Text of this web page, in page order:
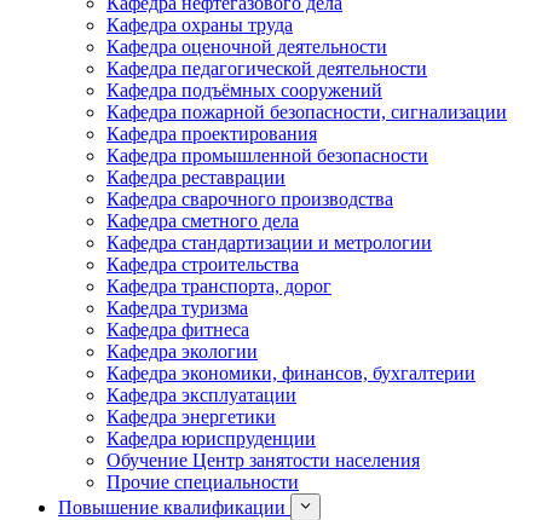
Кафедра охраны труда
Кафедра оценочной деятельности
Кафедра педагогической деятельности
Кафедра подъёмных сооружений
Кафедра пожарной безопасности, сигнализации
Кафедра проектирования
Кафедра промышленной безопасности
Кафедра реставрации
Кафедра сварочного производства
Кафедра сметного дела
Кафедра стандартизации и метрологии
Кафедра строительства
Кафедра транспорта, дорог
Кафедра туризма
Кафедра фитнеса
Кафедра экологии
Кафедра экономики, финансов, бухгалтерии
Кафедра эксплуатации
Кафедра энергетики
Кафедра юриспруденции
Обучение Центр занятости населения
Прочие специальности
Повышение квалификации